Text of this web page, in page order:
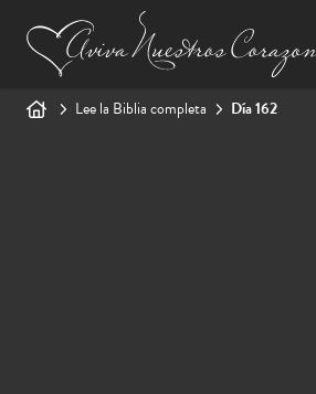
Lee la Biblia completa Día 162